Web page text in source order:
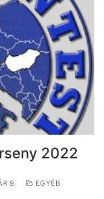
2022
9. EGYÉB